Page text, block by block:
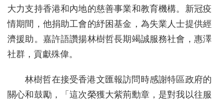
大力支持香港和內地的慈善事業和教育機構。新冠疫
情期間，他捐助工會的紓困基金，為失業人士提供經
濟援助。嘉許語讚揚林樹哲長期竭誠服務社會，惠澤
社群，貢獻殊偉。
林樹哲在接受香港文匯報訪問時感謝特區政府的
關心和鼓勵，「這次榮獲大紫荊勳章，是對我以往服